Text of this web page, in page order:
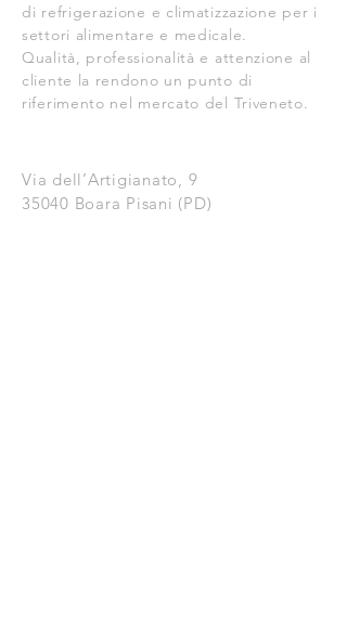
di refrigerazione e climatizzazione per i
settori alimentare e medicale.
Qualità, professionalità e attenzione al
cliente la rendono un punto di
riferimento nel mercato del Triveneto.
Via dell’Artigianato, 9
35040 Boara Pisani (PD)